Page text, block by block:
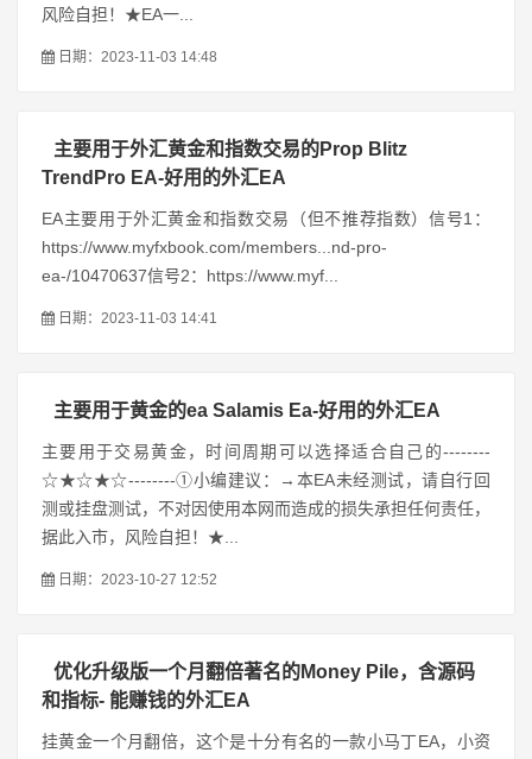
风险自担！★EA一...
日期：2023-11-03 14:48
主要用于外汇黄金和指数交易的Prop Blitz
TrendPro EA-好用的外汇EA
EA主要用于外汇黄金和指数交易（但不推荐指数）信号1：
https://www.myfxbook.com/members...nd-pro-
ea-/10470637信号2：https://www.myf...
日期：2023-11-03 14:41
主要用于黄金的ea Salamis Ea-好用的外汇EA
主要用于交易黄金，时间周期可以选择适合自己的--------
☆★☆★☆--------①小编建议：→本EA未经测试，请自行回
测或挂盘测试，不对因使用本网而造成的损失承担任何责任，
据此入市，风险自担！★...
日期：2023-10-27 12:52
优化升级版一个月翻倍著名的Money Pile，含源码
和指标- 能赚钱的外汇EA
挂黄金一个月翻倍，这个是十分有名的一款小马丁EA，小资